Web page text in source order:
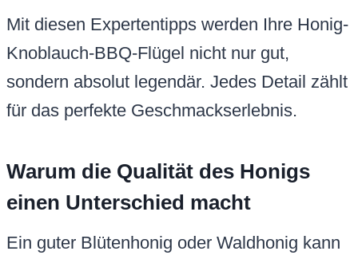
Mit diesen Expertentipps werden Ihre Honig-
Knoblauch-BBQ-Flügel nicht nur gut,
sondern absolut legendär. Jedes Detail zählt
für das perfekte Geschmackserlebnis.
Warum die Qualität des Honigs
einen Unterschied macht
Ein guter Blütenhonig oder Waldhonig kann